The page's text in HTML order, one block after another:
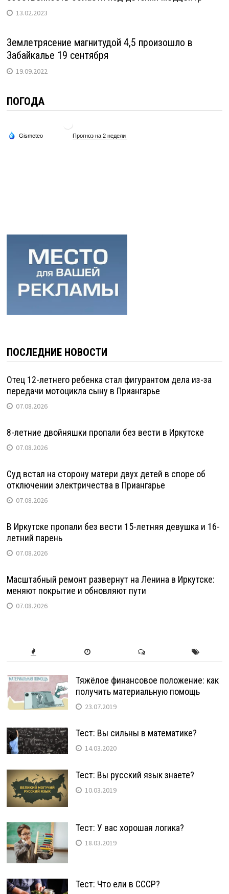
13.02.2023
Землетрясение магнитудой 4,5 произошло в
Забайкалье 19 сентября
19.09.2022
ПОГОДА
ПОСЛЕДНИЕ НОВОСТИ
Отец 12-летнего ребенка стал фигурантом дела из-за
передачи мотоцикла сыну в Приангарье
07.08.2026
8-летние двойняшки пропали без вести в Иркутске
07.08.2026
Суд встал на сторону матери двух детей в споре об
отключении электричества в Приангарье
07.08.2026
В Иркутске пропали без вести 15-летняя девушка и 16-
летний парень
07.08.2026
Масштабный ремонт развернут на Ленина в Иркутске:
меняют покрытие и обновляют пути
07.08.2026
Тяжёлое финансовое положение: как
получить материальную помощь
23.07.2019
Тест: Вы сильны в математике?
14.03.2020
Тест: Вы русский язык знаете?
10.03.2019
Тест: У вас хорошая логика?
18.03.2019
Тест: Что ели в СССР?